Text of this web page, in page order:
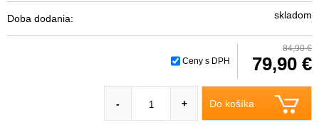
Doba dodania: skladom
Ceny s DPH
84,90 €
79,90 €
Do košíka
- +